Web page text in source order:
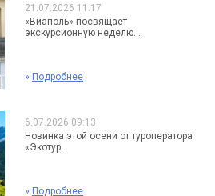
21.07.2026 11:17
«Виаполь» посвящает
экскурсионную неделю...
» Подробнее
6.07.2026 09:13
Новинка этой осени от туроператора
«Экотур...
» Подробнее